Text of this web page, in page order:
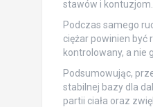
stawów i kontuzjom.
Podczas samego
ciężar powinien być
kontrolowany, a nie
Podsumowując,
stabilnej bazy dla
partii ciała oraz